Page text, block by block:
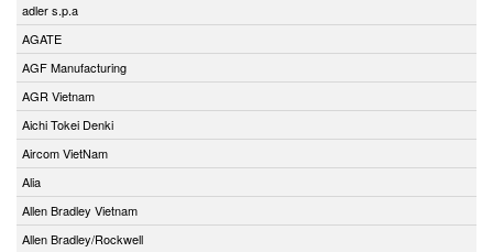
adler s.p.a
AGATE
AGF Manufacturing
AGR Vietnam
Aichi Tokei Denki
Aircom VietNam
Alia
Allen Bradley Vietnam
Allen Bradley/Rockwell